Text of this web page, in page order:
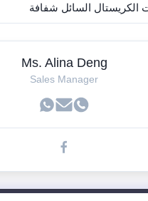
السائل شفافة
Ms. Alina Deng
Sales Manager